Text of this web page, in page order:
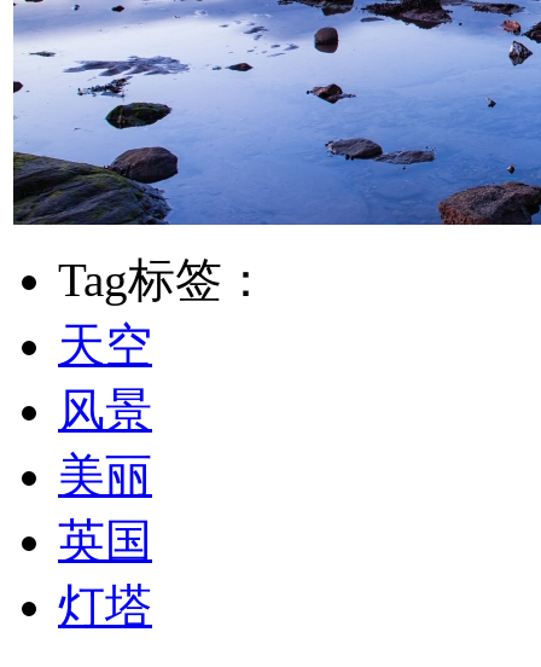
Tag标签：
天空
风景
美丽
英国
灯塔